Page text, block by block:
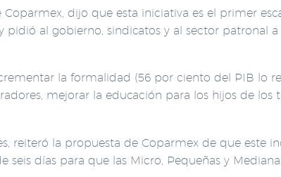
dijo que esta iniciativa es el primer
al gobierno, sindicatos y al sector patronal
la formalidad (56 por ciento del PIB lo
mejorar la educación para los hijos de los
reiteró la propuesta de Coparmex de que este
días para que las Micro, Pequeñas y